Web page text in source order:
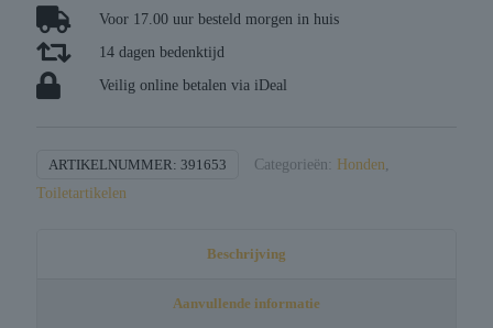
aantal
Voor 17.00 uur besteld morgen in huis
14 dagen bedenktijd
Veilig online betalen via iDeal
ARTIKELNUMMER: 391653 Categorieën: Honden,
Toiletartikelen
Beschrijving
Aanvullende informatie